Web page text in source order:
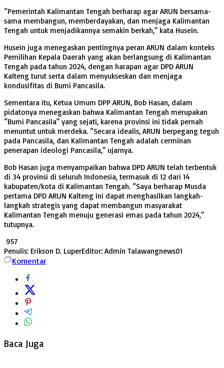
“Pemerintah Kalimantan Tengah berharap agar ARUN bersama-
sama membangun, memberdayakan, dan menjaga Kalimantan
Tengah untuk menjadikannya semakin berkah,” kata Husein.
Husein juga menegaskan pentingnya peran ARUN dalam konteks
Pemilihan Kepala Daerah yang akan berlangsung di Kalimantan
Tengah pada tahun 2024, dengan harapan agar DPD ARUN
Kalteng turut serta dalam menyukseskan dan menjaga
kondusifitas di Bumi Pancasila.
Sementara itu, Ketua Umum DPP ARUN, Bob Hasan, dalam
pidatonya menegaskan bahwa Kalimantan Tengah merupakan
“Bumi Pancasila” yang sejati, karena provinsi ini tidak pernah
menuntut untuk merdeka. “Secara idealis, ARUN berpegang teguh
pada Pancasila, dan Kalimantan Tengah adalah cerminan
penerapan ideologi Pancasila,” ujarnya.
Bob Hasan juga menyampaikan bahwa DPD ARUN telah terbentuk
di 34 provinsi di seluruh Indonesia, termasuk di 12 dari 14
kabupaten/kota di Kalimantan Tengah. “Saya berharap Musda
pertama DPD ARUN Kalteng ini dapat menghasilkan langkah-
langkah strategis yang dapat membangun masyarakat
Kalimantan Tengah menuju generasi emas pada tahun 2024,”
tutupnya.
957
Penulis: Erikson D. LuperEditor: Admin Talawangnews01
Komentar
Baca Juga